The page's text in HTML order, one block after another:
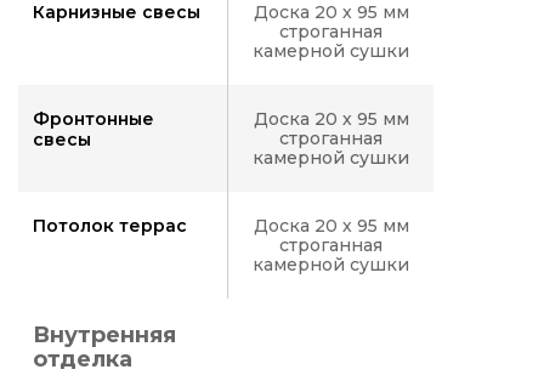
Карнизные свесы
Доска 20 х 95 мм
строганная
камерной сушки
Фронтонные
свесы
Доска 20 х 95 мм
строганная
камерной сушки
Потолок террас
Доска 20 х 95 мм
строганная
камерной сушки
Внутренняя
отделка